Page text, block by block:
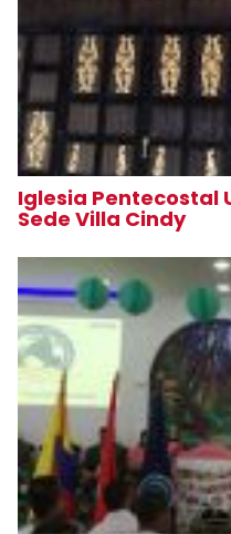
Iglesia Pentecostal
Sede Villa Cindy